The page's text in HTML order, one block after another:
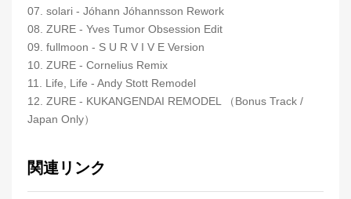
07. solari - Jóhann Jóhannsson Rework
08. ZURE - Yves Tumor Obsession Edit
09. fullmoon - S U R V I V E Version
10. ZURE - Cornelius Remix
11. Life, Life - Andy Stott Remodel
12. ZURE - KUKANGENDAI REMODEL （Bonus Track /
Japan Only）
関連リンク